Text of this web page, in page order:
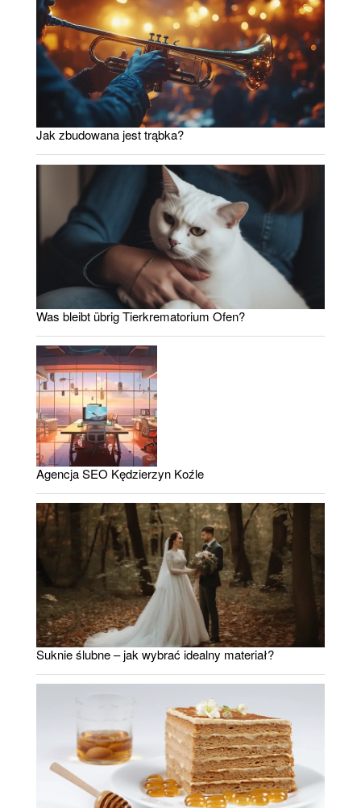
Jak zbudowana jest trąbka?
Was bleibt übrig Tierkrematorium Ofen?
Agencja SEO Kędzierzyn Koźle
Suknie ślubne – jak wybrać idealny materiał?